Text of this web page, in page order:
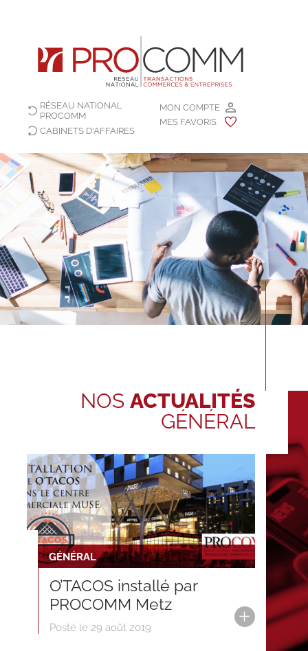
MON COMPTE
MES FAVORIS
RÉSEAU NATIONAL
PROCOMM
CABINETS D'AFFAIRES
NOS ACTUALITÉS
GÉNÉRAL
GÉNÉRAL
O’TACOS installé par
PROCOMM Metz
Posté le 29 août 2019